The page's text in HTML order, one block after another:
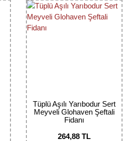
Tüplü Aşılı Yarıbodur Sert
Meyveli Glohaven Şeftali
Fidanı
264,88 TL